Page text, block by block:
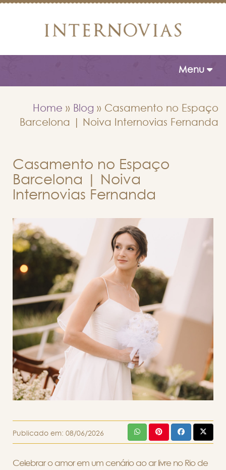
Toggle
Menu
Home » Blog » Casamento no Espaço
Barcelona | Noiva Internovias Fernanda
Casamento no Espaço
Barcelona | Noiva
Internovias Fernanda
Publicado em: 08/06/2026
Celebrar o amor em um cenário ao ar livre no Rio de